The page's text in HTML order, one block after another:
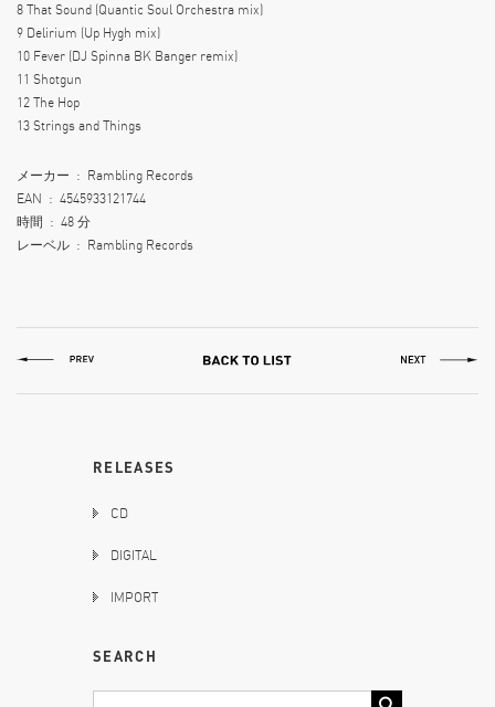
8 That Sound (Quantic Soul Orchestra mix)
9 Delirium (Up Hygh mix)
10 Fever (DJ Spinna BK Banger remix)
11 Shotgun
12 The Hop
13 Strings and Things
メーカー ‏ : ‎ Rambling Records
EAN ‏ : ‎ 4545933121744
時間 ‏ : ‎ 48 分
レーベル ‏ : ‎ Rambling Records
RELEASES
CD
DIGITAL
IMPORT
SEARCH